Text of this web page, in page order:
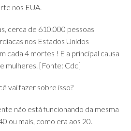
nos EUA.
cerca de 610.000 pessoas
nos Estados Unidos
cada 4 mortes ! E a principal causa
mulheres. [Fonte: Cdc]
vai fazer sobre isso?
não está funcionando da mesma
ou mais, como era aos 20.